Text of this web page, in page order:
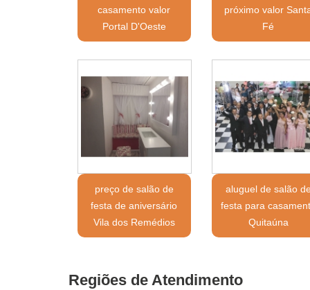
casamento valor
Portal D'Oeste
próximo valor
Fé
preço de salão de
festa de aniversário
Vila dos Remédios
aluguel de salão
festa para
Quitaúna
Regiões de Atendimento